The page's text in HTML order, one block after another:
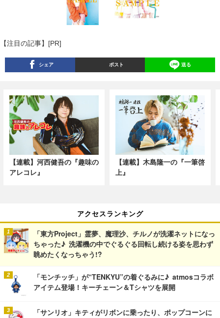
【注目の記事】[PR]
シェア ポスト 送る
【連載】河西健吾の『趣味の
アレコレ』
【連載】木島隆一の『一筆啓
上』
アクセスランキング
「東方Project」霊夢、魔理沙、チルノが洗濯ネットになっ
ちゃった♪ 洗濯機の中でぐるぐる回転し続ける姿を思わず
眺めたくなっちゃう!?
「モンチッチ」が“TENKYU”の着ぐるみに♪ atmosコラボ
アイテム登場！キーチェーン＆Tシャツを展開
「サンリオ」キティがリボンに乗ったり、ポップコーンに